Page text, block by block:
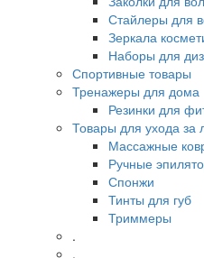
Стайлеры для
Зеркала
Наборы для
Спортивные товары
Тренажеры для дома
Резинки для
Товары для ухода за
Массажные
Ручные
Спонжи
Тинты для губ
Триммеры
.
.